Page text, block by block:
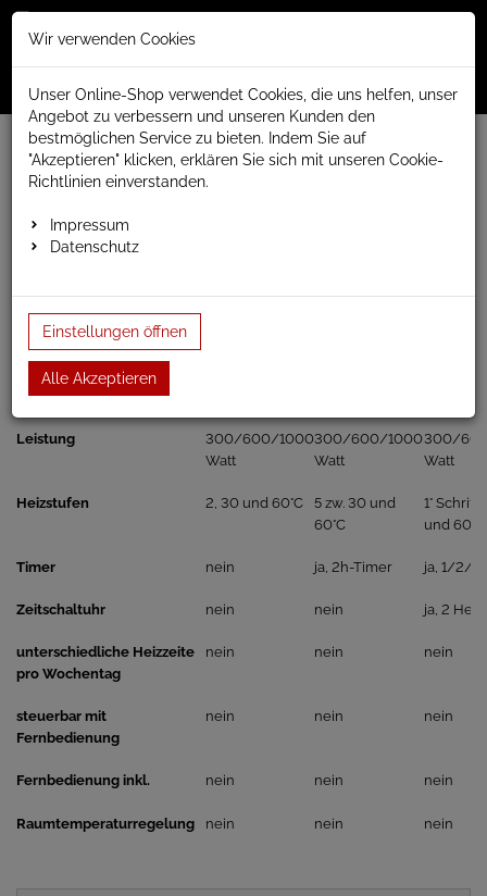
Menü
www.anapont.eu
elektrischer Badheizkörper
Barsa Handtuchheizkörper elektrisch
Bauhöhe 1780mm
Leistung
300/600/1000
Watt
300/600/1000
Watt
300/
Watt
Heizstufen 2, 30 und 60°C
5 zw. 30 und
60°C
1°
und 60°C
Timer nein ja, 2h-Timer ja, 1/2/
Zeitschaltuhr nein nein ja, 2
unterschiedliche Heizzeite
pro Wochentag
nein nein nein
steuerbar mit
Fernbedienung
nein nein nein
Fernbedienung inkl. nein nein nein
Raumtemperaturregelung nein nein nein
Wir verwenden Cookies
Unser Online-Shop verwendet Cookies, die uns helfen, unser
Angebot zu verbessern und unseren Kunden den
bestmöglichen Service zu bieten. Indem Sie auf
"Akzeptieren" klicken, erklären Sie sich mit unseren Cookie-
Richtlinien einverstanden.
Impressum
Datenschutz
Einstellungen öffnen
Alle Akzeptieren